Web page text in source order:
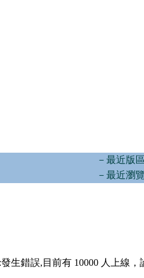
－最近版
－最近瀏
生錯誤,目前有 10000 人上線